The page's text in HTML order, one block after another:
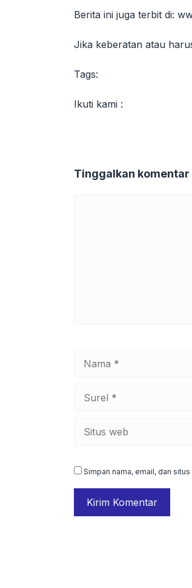
Berita ini juga terbit di:
Jika keberatan atau
Tags:
Ikuti kami :
Tinggalkan komentar
Simpan nama, email, dan